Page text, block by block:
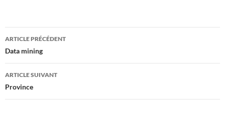
Navigation
des
articles
ARTICLE PRÉCÉDENT
Data mining
ARTICLE SUIVANT
Province